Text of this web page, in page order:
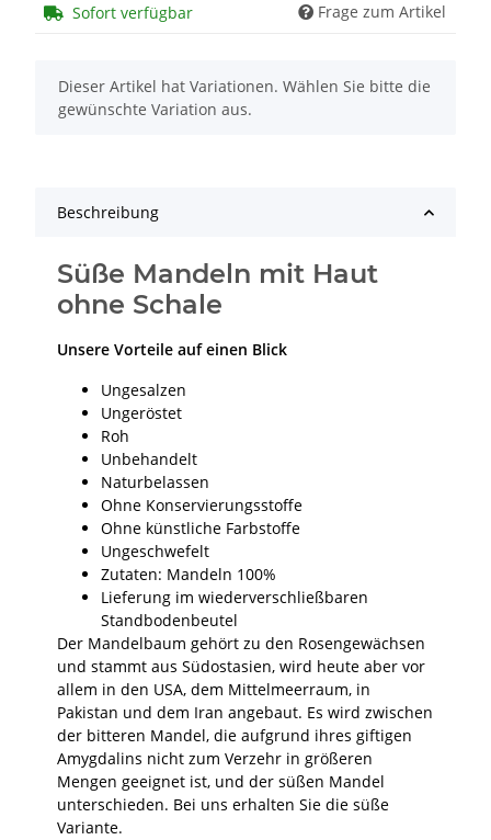
Sofort verfügbar Frage zum Artikel
x
Dieser Artikel hat Variationen. Wählen Sie bitte die
gewünschte Variation aus.
Beschreibung
Süße Mandeln mit Haut
ohne Schale
Unsere Vorteile auf einen Blick
Ungesalzen
Ungeröstet
Roh
Unbehandelt
Naturbelassen
Ohne Konservierungsstoffe
Ohne künstliche Farbstoffe
Ungeschwefelt
Zutaten: Mandeln 100%
Lieferung im wiederverschließbaren
Standbodenbeutel
Der Mandelbaum gehört zu den Rosengewächsen
und stammt aus Südostasien, wird heute aber vor
allem in den USA, dem Mittelmeerraum, in
Pakistan und dem Iran angebaut. Es wird zwischen
der bitteren Mandel, die aufgrund ihres giftigen
Amygdalins nicht zum Verzehr in größeren
Mengen geeignet ist, und der süßen Mandel
unterschieden. Bei uns erhalten Sie die süße
Variante.